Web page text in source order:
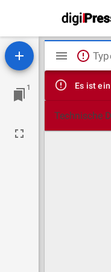
1
Viewer
Es ist
Technische